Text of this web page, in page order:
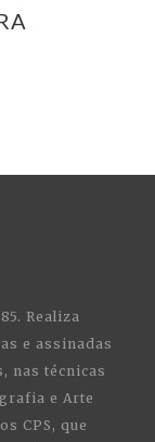
Realiza
e assinadas
nas técnicas
e Arte
CPS, que